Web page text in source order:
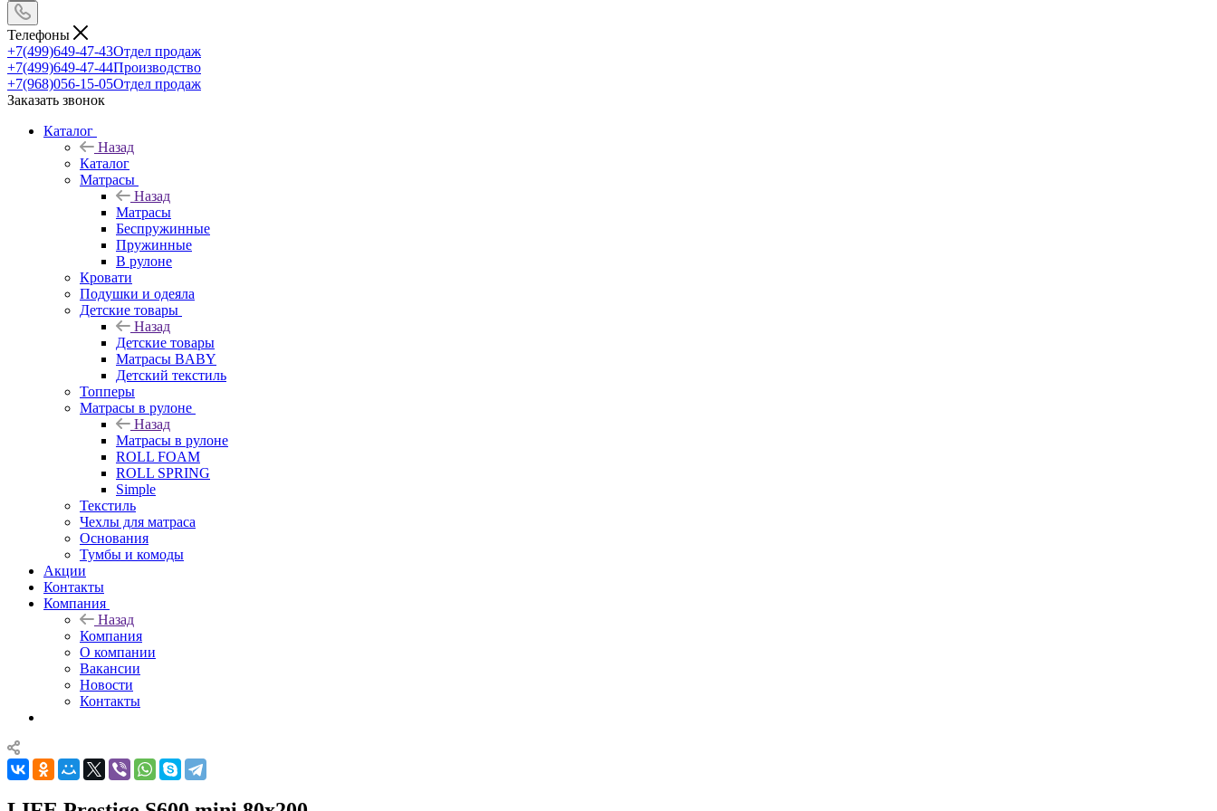
Телефоны
+7(499)649-47-43Отдел продаж
+7(499)649-47-44Производство
+7(968)056-15-05Отдел продаж
Заказать звонок
Каталог
Назад
Каталог
Матрасы
Назад
Матрасы
Беспружинные
Пружинные
В рулоне
Кровати
Подушки и одеяла
Детские товары
Назад
Детские товары
Матрасы BABY
Детский текстиль
Топперы
Матрасы в рулоне
Назад
Матрасы в рулоне
ROLL FOAM
ROLL SPRING
Simple
Текстиль
Чехлы для матраса
Основания
Тумбы и комоды
Акции
Контакты
Компания
Назад
Компания
О компании
Вакансии
Новости
Контакты